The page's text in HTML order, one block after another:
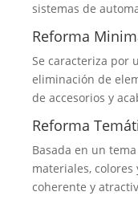
sistemas de
Reforma
Se caracteriza por
eliminación de
de accesorios y
Reforma
Basada en un
materiales,
coherente y